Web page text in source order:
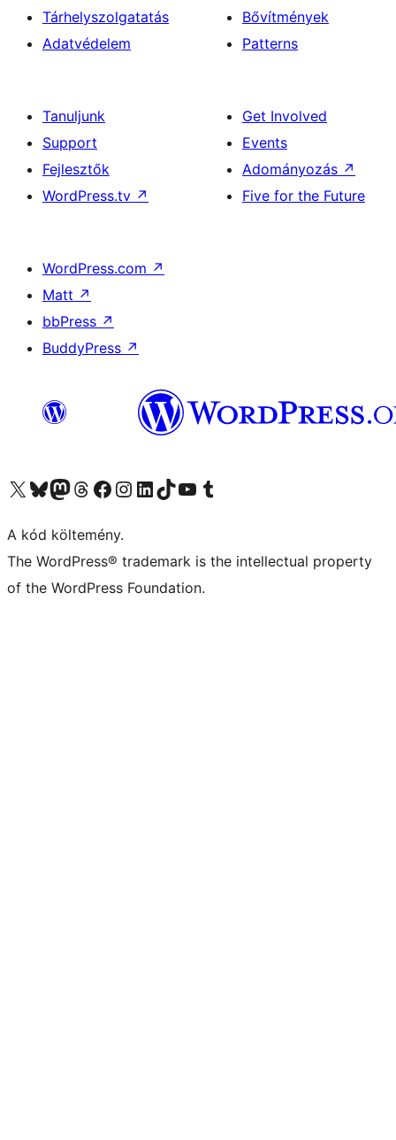
Tárhelyszolgatatás
Adatvédelem
Bővítmények
Patterns
Tanuljunk
Support
Fejlesztők
WordPress.tv ↗
Get Involved
Events
Adományozás ↗
Five for the Future
WordPress.com ↗
Matt ↗
bbPress ↗
BuddyPress ↗
Visit our X (formerly Twitter) account
Visit our Bluesky account
Twitter csatornánk
Visit our Threads account
Facebook oldalunk megtekintése
Visit our Instagram account
Visit our LinkedIn account
Visit our TikTok account
Visit our YouTube channel
Visit our Tumblr account
A kód költemény.
The WordPress® trademark is the intellectual property
of the WordPress Foundation.